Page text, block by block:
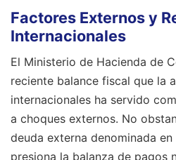
Factores Externos y
Internacionales
El Ministerio de Hacienda de
reciente balance fiscal que la
internacionales ha servido
a choques externos. No
deuda externa denominada
presiona la balanza de pagos